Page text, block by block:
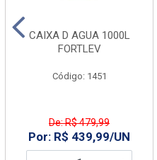
CAIXA D AGUA 1000L
FORTLEV
Código: 1451
De: R$ 479,99
Por: R$ 439,99/UN